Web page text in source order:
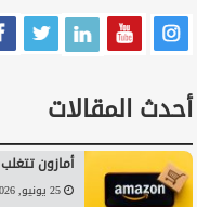
أحدث المقالات
أمازون
25 يونيو, 2026 9:48 م